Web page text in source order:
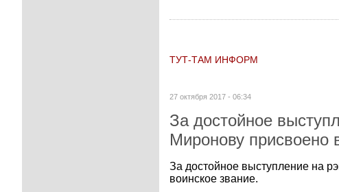
ТУТ-ТАМ ИНФОРМ
27 октября 2017 - 06:34
За достойное
Миронову присвоено
За достойное выступление на
воинское звание.